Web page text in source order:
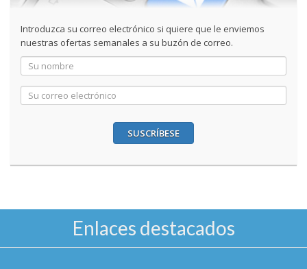
Introduzca su correo electrónico si quiere que le enviemos
nuestras ofertas semanales a su buzón de correo.
SUSCRÍBESE
Enlaces destacados